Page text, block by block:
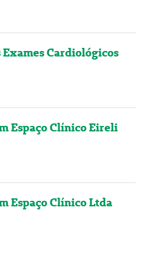
Cardiológicos
Espaço Clínico Eireli
Espaço Clínico Ltda